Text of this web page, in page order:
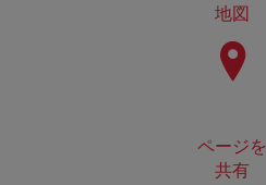
地図
ページを
共有